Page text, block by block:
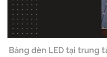
Bảng đèn LED tại trung